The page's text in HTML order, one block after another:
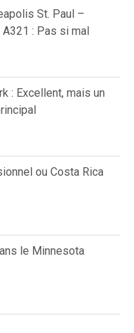
St. Paul –
: Pas si mal
: Excellent, mais un
ou Costa Rica
le Minnesota